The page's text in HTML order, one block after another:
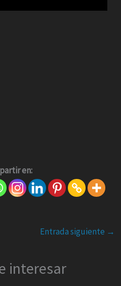
en:
Entrada siguiente →
interesar